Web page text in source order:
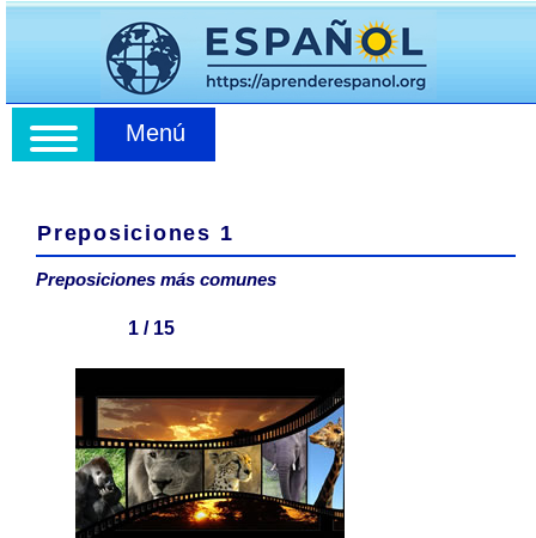
Menú
Preposiciones 1
Preposiciones más comunes
1 / 15